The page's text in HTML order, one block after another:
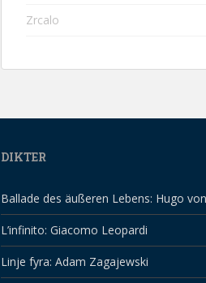
Zrcalo
DIKTER
Ballade des äußeren Lebens: Hugo
L’infinito: Giacomo Leopardi
Linje fyra: Adam Zagajewski